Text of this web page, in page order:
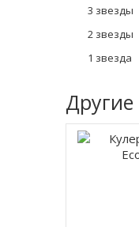
3 звезды
2 звезды
1 звезда
Другие